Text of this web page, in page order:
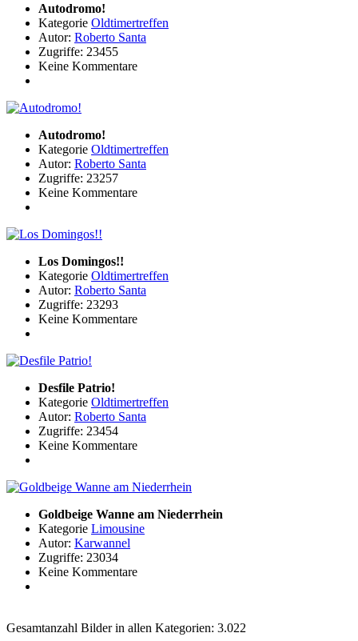
Autodromo!
Kategorie Oldtimertreffen
Autor: Roberto Santa
Zugriffe: 23455
Keine Kommentare
Autodromo!
Kategorie Oldtimertreffen
Autor: Roberto Santa
Zugriffe: 23257
Keine Kommentare
Los Domingos!!
Kategorie Oldtimertreffen
Autor: Roberto Santa
Zugriffe: 23293
Keine Kommentare
Desfile Patrio!
Kategorie Oldtimertreffen
Autor: Roberto Santa
Zugriffe: 23454
Keine Kommentare
Goldbeige Wanne am Niederrhein
Kategorie Limousine
Autor: Karwannel
Zugriffe: 23034
Keine Kommentare
Gesamtanzahl Bilder in allen Kategorien: 3.022